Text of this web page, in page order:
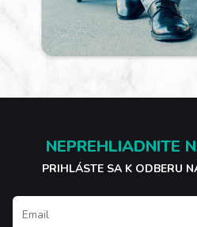
NEPREHLIADNITE
PRIHLÁSTE SA K ODBERU